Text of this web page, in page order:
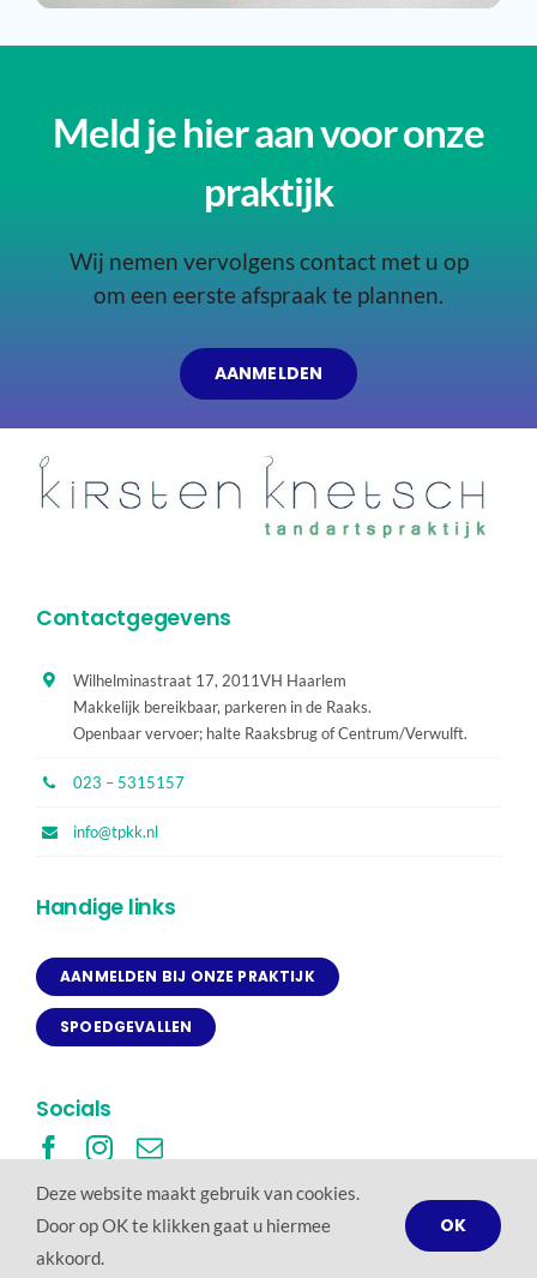
Meld je hier aan voor onze
praktijk
Wij nemen vervolgens contact met u op
om een eerste afspraak te plannen.
AANMELDEN
Contactgegevens
Wilhelminastraat 17, 2011VH Haarlem
Makkelijk bereikbaar, parkeren in de Raaks.
Openbaar vervoer; halte Raaksbrug of Centrum/Verwulft.
023 – 5315157
info@tpkk.nl
Handige links
AANMELDEN BIJ ONZE PRAKTIJK
SPOEDGEVALLEN
Socials
Deze website maakt gebruik van cookies.
Door op OK te klikken gaat u hiermee
akkoord.
OK